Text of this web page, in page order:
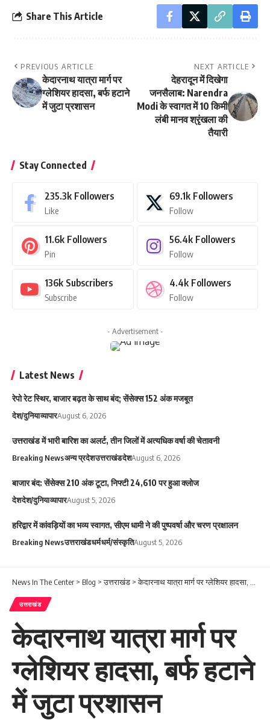
Share This Article
PREVIOUS ARTICLE
केदारनाथ यात्रा मार्ग पर
ग्लेशियर हादसा, बर्फ हटाने
में जुटा प्रशासन
NEXT ARTICLE
देहरादून में दिखेगा
जनसैलाब: Narendra
Modi के स्वागत में 10 किमी
लंबी मानव श्रृंखला की
तैयारी
Stay Connected
235.3k Followers
Like
69.1k Followers
Follow
11.6k Followers
Pin
56.4k Followers
Follow
136k Subscribers
Subscribe
4.4k Followers
Follow
- Advertisement -
Latest News
रेपो रेट स्थिर, बाजार बढ़त के साथ बंद; सेंसेक्स 152 अंक मजबूत
देश/दुनियाव्यापारAugust 6, 2026
उत्तराखंड में भारी बारिश का अलर्ट, तीन जिलों में अत्यधिक वर्षा की चेतावनी
Breaking Newsअन्य प्रदेशउत्तराखंडदेशAugust 6, 2026
बाजार बंद: सेंसेक्स 210 अंक टूटा, निफ्टी 24,610 पर हुआ क्लोज
देशदेश/दुनियाव्यापारAugust 5, 2026
हरिद्वार में कांवड़ियों का भव्य स्वागत, सीएम धामी ने की पुष्पवर्षा और चरण प्रक्षालन
Breaking Newsउत्तराखंडधर्मधर्म/संस्कृतिAugust 5, 2026
News In The Center > Blog >उत्तराखंड >केदारनाथ यात्रा मार्ग पर ग्लेशियर हादसा, बर्फ हटाने में जुटा प्रशासन
उत्तराखंड
केदारनाथ यात्रा मार्ग पर
ग्लेशियर हादसा, बर्फ हटाने
में जुटा प्रशासन